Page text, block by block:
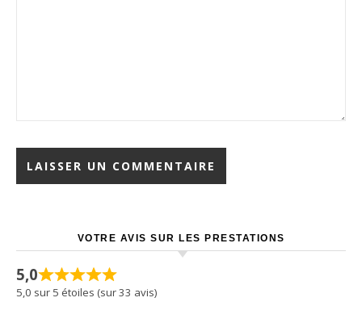
VOTRE AVIS SUR LES PRESTATIONS
5,0
5,0 sur 5 étoiles (sur 33 avis)